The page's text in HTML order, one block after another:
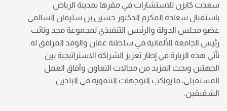
سعدت كايزن للاستشارات في مقرها بمدينة الرياض
باستقبال سعادة المكرم الدكتور حسين بن سليمان السالمي
عضو مجلس الدولة والرئيس التنفيذي لمجموعة مجد ونائب
رئيس الجامعة الألمانية في سلطنة عمان والوفد المرافق له.
تأتي هذه الزيارة في إطار تعزيز الشراكة الاستراتيجية بين
الجهتين وبحث المزيد من مجالات التعاون وآفاق العمل
المستقبلي، ما يواكب التوجهات التنموية في البلدين
الشقيقين.